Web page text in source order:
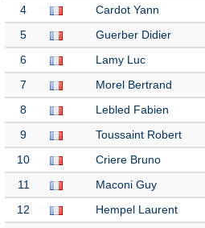
4 Cardot Yann
5 Guerber Didier
6 Lamy Luc
7 Morel Bertrand
8 Lebled Fabien
9 Toussaint Robert
10 Criere Bruno
11 Maconi Guy
12 Hempel Laurent